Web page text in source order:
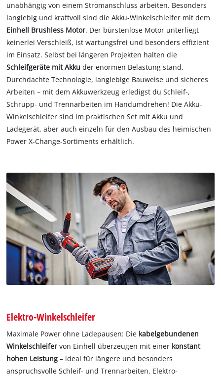
unabhängig von einem Stromanschluss arbeiten. Besonders
langlebig und kraftvoll sind die Akku-Winkelschleifer mit dem
Einhell Brushless Motor. Der bürstenlose Motor unterliegt
keinerlei Verschleiß, ist wartungsfrei und besonders effizient
im Einsatz. Selbst bei längeren Projekten halten die
Schleifgeräte mit Akku der enormen Belastung stand.
Durchdachte Technologie, langlebige Bauweise und sicheres
Arbeiten – mit dem Akkuwerkzeug erledigst du Schleif-,
Schrupp- und Trennarbeiten im Handumdrehen! Die Akku-
Winkelschleifer sind im praktischen Set mit Akku und
Ladegerät, aber auch einzeln für den Ausbau des heimischen
Power X-Change-Sortiments erhältlich.
Elektro-Winkelschleifer
Maximale Power ohne Ladepausen: Die kabelgebundenen
Winkelschleifer von Einhell überzeugen mit einer konstant
hohen Leistung – ideal für längere und besonders
anspruchsvolle Schleif- und Trennarbeiten. Elektro-